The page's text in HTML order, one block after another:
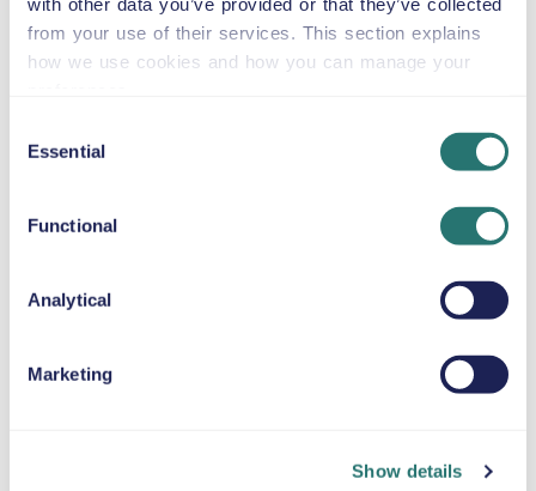
from your use of their services. This section explains
how we use cookies and how you can manage your
Selection
Essential
Functional
Analytical
Marketing
Show details
Unsere empfohlenen Sehenswürdigkeiten:
Promenade des Anglais – Genießen Sie eine
komfortable Fahrt entlang der berühmten
Altstadt (Vieux Nice) – Parken Sie bequem in der
Cafés zu Fuß.
Schlosshügel (Colline du Château) – Erreichen Sie
Platz für alles, was Sie für einen Tagesausflug
Küstenfahrten und Besuche charmanter Strände
Tagesausflug entlang der Riviera mit zusätzlichem